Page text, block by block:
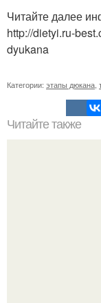
Читайте далее
http://dietyi.ru-
dyukana
Категории: этапы дюкана
Читайте также